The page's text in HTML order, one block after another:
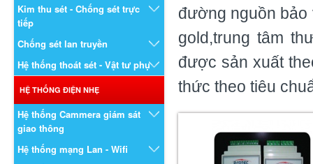
Kim thu sét - Chống sét trực
tiếp
Chống sét lan truyền
Hệ thống thoát sét - Vật tư phụ
HỆ THỐNG ĐIỆN NHẸ
Hệ thống Cammera giám sát
giao thông
Hệ thống mạng Lan - Wifi
đường nguồn
gold,trung tâm
được sản xuất
thức theo tiêu